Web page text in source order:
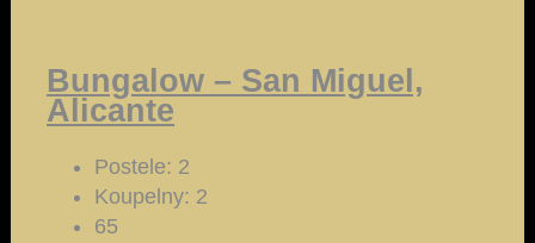
Bungalow – San Miguel,
Alicante
Postele: 2
Koupelny: 2
65